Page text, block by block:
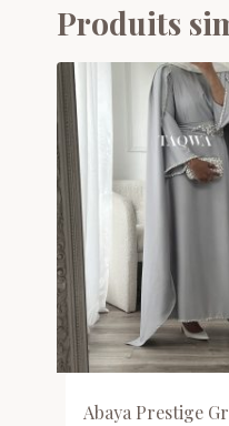
Produits
Abaya Prestige